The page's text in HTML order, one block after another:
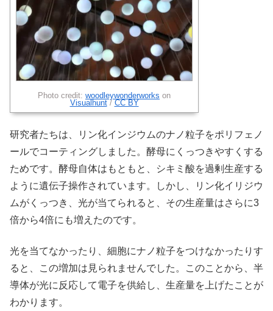
Photo credit: woodleywonderworks on
Visualhunt/ CC BY
研究者たちは、リン化インジウムのナノ粒子をポリフェノ
ールでコーティングしました。酵母にくっつきやすくする
ためです。酵母自体はもともと、シキミ酸を過剰生産する
ように遺伝子操作されています。しかし、リン化イリジウ
ムがくっつき、光が当てられると、その生産量はさらに3
倍から4倍にも増えたのです。
光を当てなかったり、細胞にナノ粒子をつけなかったりす
ると、この増加は見られませんでした。このことから、半
導体が光に反応して電子を供給し、生産量を上げたことが
わかります。